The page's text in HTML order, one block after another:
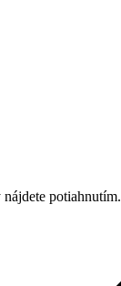
potiahnutím.